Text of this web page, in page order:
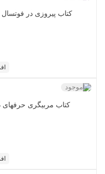
کتاب پیروزی در فوتسال
کتاب مربیگری حرفه‏ای
ناموجود